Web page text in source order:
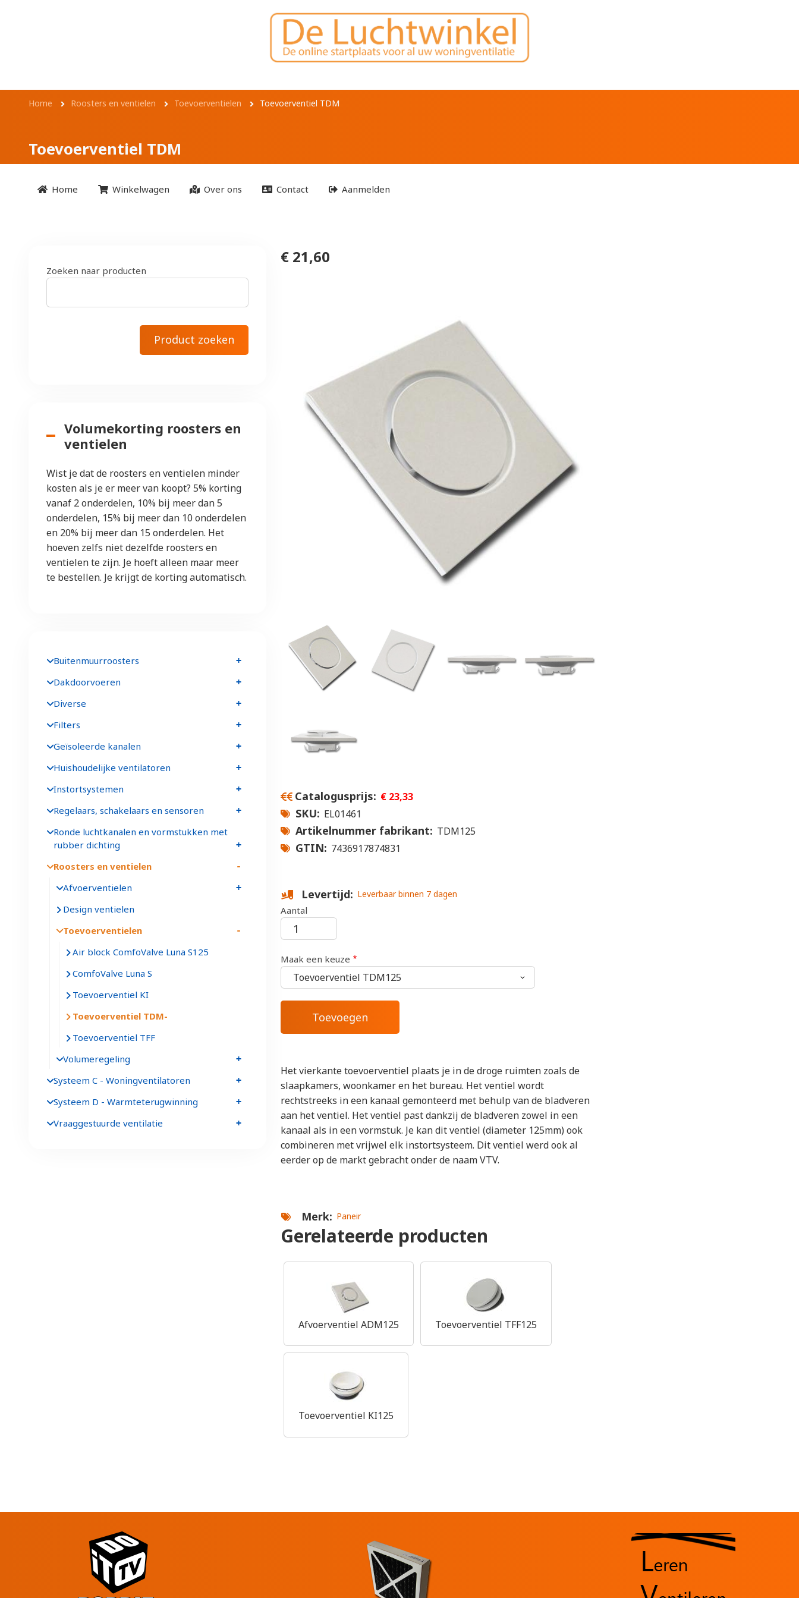
Toevoerventiel TDM
Kruimelpad
Home Roosters en ventielen Toevoerventielen Toevoerventiel TDM
Toevoerventiel TDM
Home Winkelwagen Over ons Contact Aanmelden
€ 21,60
Catalogusprijs € 23,33
SKU EL01461
Artikelnummer fabrikant TDM125
GTIN 7436917874831
Levertijd Leverbaar binnen 7 dagen
Aantal
Maak een keuze
Het vierkante toevoerventiel plaats je in de droge ruimten zoals de
slaapkamers, woonkamer en het bureau. Het ventiel wordt
rechtstreeks in een kanaal gemonteerd met behulp van de bladveren
aan het ventiel. Het ventiel past dankzij de bladveren zowel in een
kanaal als in een vormstuk. Je kan dit ventiel (diameter 125mm) ook
combineren met vrijwel elk instortsysteem. Dit ventiel werd ook al
eerder op de markt gebracht onder de naam VTV.
Merk Paneir
Gerelateerde producten
Afvoerventiel ADM125 Toevoerventiel TFF125
Toevoerventiel KI125
Zoeken naar producten
Volumekorting roosters en
ventielen
Wist je dat de roosters en ventielen minder
kosten als je er meer van koopt? 5% korting
vanaf 2 onderdelen, 10% bij meer dan 5
onderdelen, 15% bij meer dan 10 onderdelen
en 20% bij meer dan 15 onderdelen. Het
hoeven zelfs niet dezelfde roosters en
ventielen te zijn. Je hoeft alleen maar meer
te bestellen. Je krijgt de korting automatisch.
Buitenmuurroosters
Dakdoorvoeren
Diverse
Filters
Geïsoleerde kanalen
Huishoudelijke ventilatoren
Instortsystemen
Regelaars, schakelaars en sensoren
Ronde luchtkanalen en vormstukken met
rubber dichting
Roosters en ventielen
Afvoerventielen
Design ventielen
Toevoerventielen
Air block ComfoValve Luna S125
ComfoValve Luna S
Toevoerventiel KI
Toevoerventiel TDM
Toevoerventiel TFF
Volumeregeling
Systeem C - Woningventilatoren
Systeem D - Warmteterugwinning
Vraaggestuurde ventilatie